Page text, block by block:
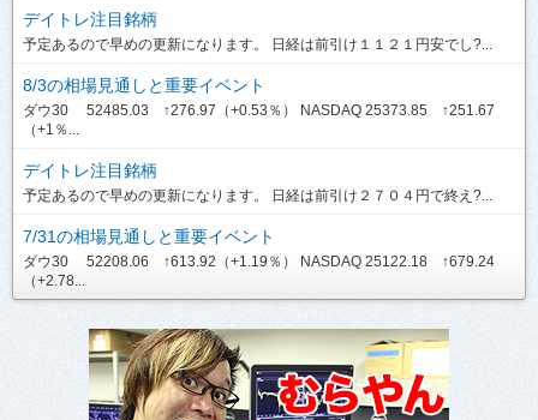
デイトレ注目銘柄
予定あるので早めの更新になります。 日経は前引け１１２１円安でし?...
8/3の相場見通しと重要イベント
ダウ30 52485.03 ↑276.97（+0.53％） NASDAQ 25373.85 ↑251.67
（+1％...
デイトレ注目銘柄
予定あるので早めの更新になります。 日経は前引け２７０４円で終え?...
7/31の相場見通しと重要イベント
ダウ30 52208.06 ↑613.92（+1.19％） NASDAQ 25122.18 ↑679.24
（+2.78...